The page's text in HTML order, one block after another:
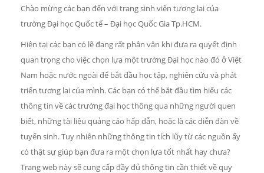
Chào mừng các bạn đến với trang sinh viên tương lai của
trường Đại học Quốc tế – Đại học Quốc Gia Tp.HCM.
Hiện tại các bạn có lẽ đang rất phân vân khi đưa ra quyết định
quan trọng cho việc chọn lựa một trường Đại học nào đó ở Việt
Nam hoặc nước ngoài để bắt đầu học tập, nghiên cứu và phát
triển tương lai của mình. Các bạn có thể bắt đầu tìm hiểu các
thông tin về các trường đại học thông qua những người quen
biết, những tài liệu quảng cáo hấp dẫn, hoặc là các diễn đàn về
tuyển sinh. Tuy nhiên những thông tin tích lũy từ các nguồn ấy
có thật sự giúp bạn đưa ra một chọn lựa tốt nhất hay chưa?
Trang web này sẽ cung cấp đầy đủ thông tin cần thiết về quy